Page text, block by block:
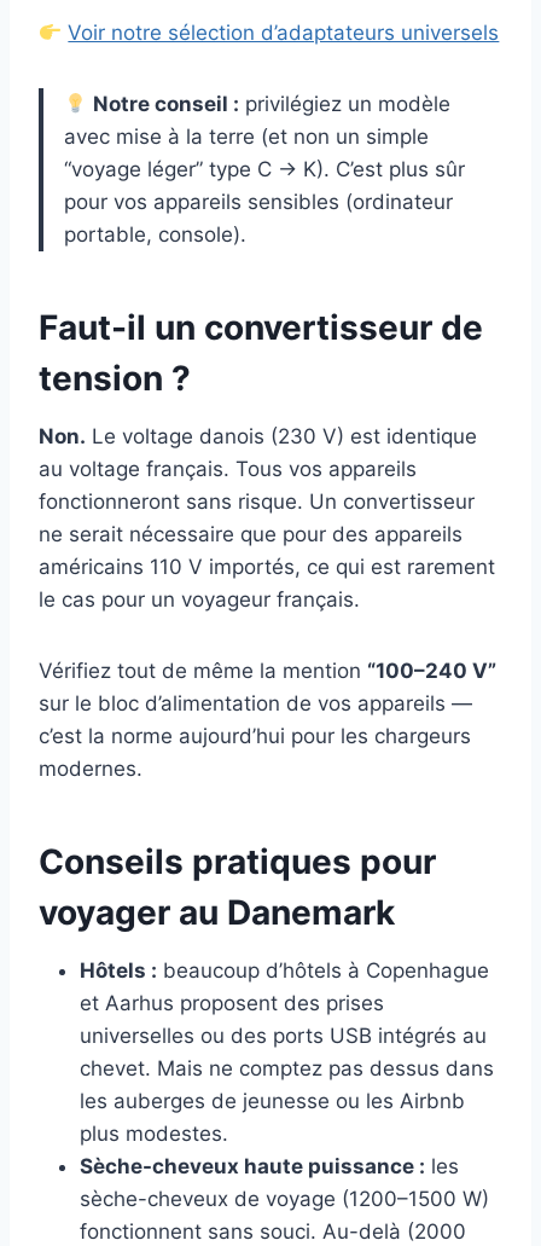
Voir notre sélection d’adaptateurs universels
Notre conseil : privilégiez un modèle
avec mise à la terre (et non un simple
“voyage léger” type C → K). C’est plus sûr
pour vos appareils sensibles (ordinateur
portable, console).
Faut-il un convertisseur de
tension ?
Non. Le voltage danois (230 V) est identique
au voltage français. Tous vos appareils
fonctionneront sans risque. Un convertisseur
ne serait nécessaire que pour des appareils
américains 110 V importés, ce qui est rarement
le cas pour un voyageur français.
Vérifiez tout de même la mention “100–240 V”
sur le bloc d’alimentation de vos appareils —
c’est la norme aujourd’hui pour les chargeurs
modernes.
Conseils pratiques pour
voyager au Danemark
Hôtels : beaucoup d’hôtels à Copenhague
et Aarhus proposent des prises
universelles ou des ports USB intégrés au
chevet. Mais ne comptez pas dessus dans
les auberges de jeunesse ou les Airbnb
plus modestes.
Sèche-cheveux haute puissance : les
sèche-cheveux de voyage (1200–1500 W)
fonctionnent sans souci. Au-delà (2000